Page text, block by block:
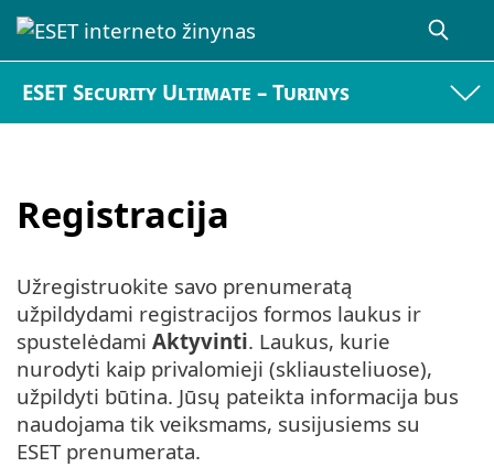
ESET Security Ultimate – Turinys
Registracija
Užregistruokite savo prenumeratą
užpildydami registracijos formos laukus ir
spustelėdami Aktyvinti. Laukus, kurie
nurodyti kaip privalomieji (skliausteliuose),
užpildyti būtina. Jūsų pateikta informacija bus
naudojama tik veiksmams, susijusiems su
ESET prenumerata.